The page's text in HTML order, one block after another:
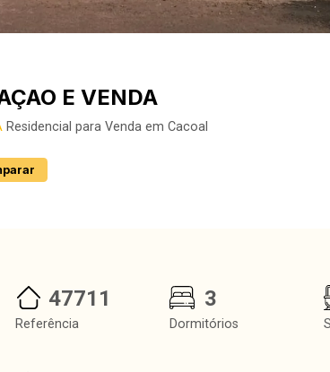
E VENDA
Residencial para Venda em Cacoal
47711
Referência
3
Dormitórios